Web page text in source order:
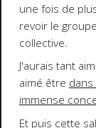
une fois de
revoir le
collective.
J'aurais tant
aimé être
immense
Et puis cette